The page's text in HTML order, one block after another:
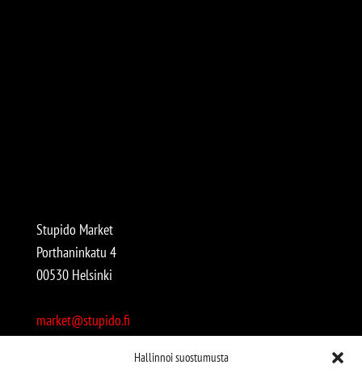
Hallinnoi suostumusta
Stupido Market
Porthaninkatu 4
00530 Helsinki
market@stupido.fi